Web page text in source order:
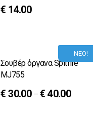
€ 14.00
ΝΕΟ!
Σουβέρ όργανα Spitfire
MJ755
€30.00–€40.00